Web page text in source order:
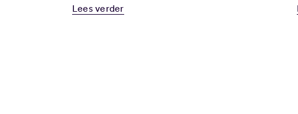
Lees verder